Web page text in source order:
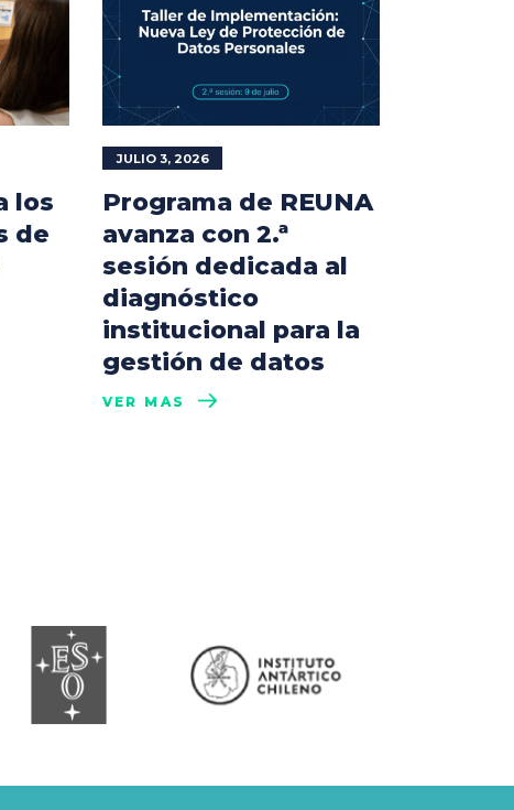
los
de
JULIO 3, 2026
Programa de REUNA
avanza con 2.ª
sesión dedicada al
diagnóstico
institucional para la
gestión de datos
VER MÁS